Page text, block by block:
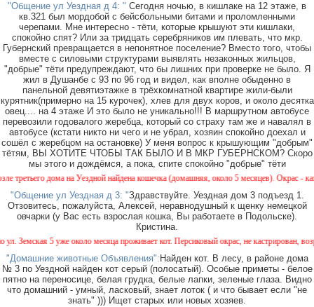
"Общение ул Уездная д 4: " Сегодня ночью, в кишлаке на 12 этаже, в
кв.321 был мордобой с бейсбольными битами и проломленными
черепами. Мне интересно - тёти, которые крышуют эти кишлаки,
спокойно спят? Или за тридцать серебряников им плевать, что мкр.
Губернский превращается в непонятное поселение? Вместо того, чтобы
вместе с силовыми структурами выявлять незаконных жильцов,
"добрые" тёти предупреждают, что бы лишних при проверке не было. Я
жил в Душанбе с 93 по 96 год и видел, как вполне обыденно в
панельной девятиэтажке в трёхкомнатной квартире жили-были
курятник(примерно на 15 курочек), хлев для двух коров, и около десятка
овец.... на 4 этаже И это было не уникально!!! В маршрутном автобусе
перевозили годовалого жеребца, который со страху там же и навалял в
автобусе (кстати никто ни чего и не убрал, хозяин спокойно доехал и
сошёл с жеребцом на остановке) У меня вопрос к крышующим "добрым"
тётям, ВЫ ХОТИТЕ ЧТОБЫ ТАК БЫЛО И В МКР ГУБЕРНСКОМ? Скоро
мы этого и дождёмся, а пока, спите спокойно "добрые" тёти
дома на Уездной найдена кошечка (домашняя, около 5 месяцев). Окрас -
"Общение ул Уездная д 3: "Здравствуйте. Уездная дом 3 подъезд 1.
Отзовитесь, пожалуйста, Алексей, неравнодушный к щенку немецкой
овчарки (у Вас есть взрослая кошка, Вы работаете в Подольске).
Кристина.
5 уже около месяца проживает кот. Персиковый окрас, не кастрирован, возраст
"Домашние животные Объявления": Найден кот. В лесу, в районе дома
№ 3 по Уездной найден кот серый (полосатый). Особые приметы - белое
пятно на переносице, белая грудка, белые лапки, зеленые глаза. Видно
что домашний - умный, ласковый, знает лоток ( и что бывает если "не
знать" ))) Ищет старых или новых хозяев.